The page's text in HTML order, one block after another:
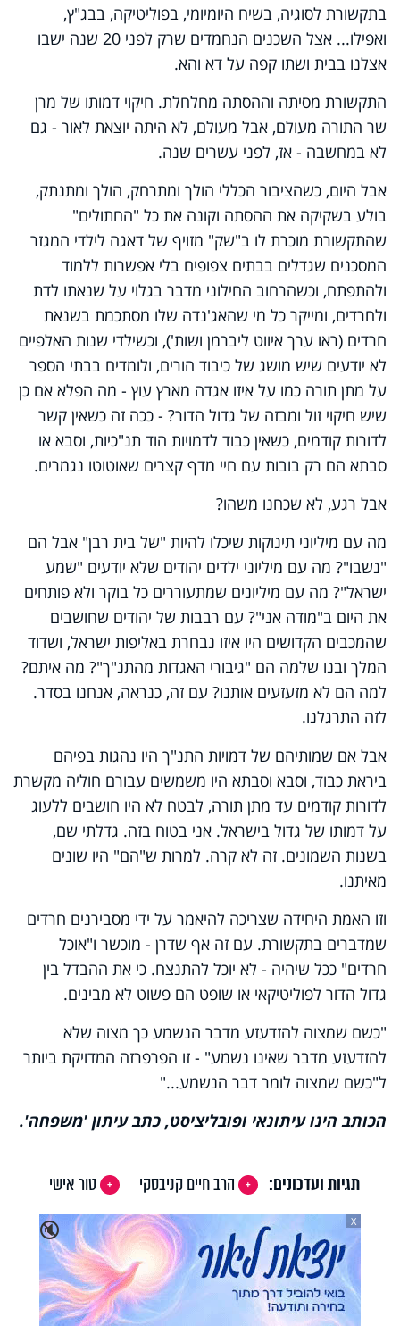
בתקשורת לסוגיה, בשיח היומיומי, בפוליטיקה, בבג"ץ,
ואפילו... אצל השכנים הנחמדים שרק לפני 20 שנה ישבו
אצלנו בבית ושתו קפה על דא והא.
התקשורת מסיתה וההסתה מחלחלת. חיקוי דמותו של מרן
שר התורה מעולם, אבל מעולם, לא היתה יוצאת לאור - גם
לא במחשבה - אז, לפני עשרים שנה.
אבל היום, כשהציבור הכללי הולך ומתרחק, הולך ומתנתק,
בולע בשקיקה את ההסתה וקונה את כל "החתולים"
שהתקשורת מוכרת לו ב"שק" מזויף של דאגה לילדי המגזר
המסכנים שגדלים בבתים צפופים בלי אפשרות ללמוד
ולהתפתח, וכשהרחוב החילוני מדבר בגלוי על שנאתו לדת
ולחרדים, ומייקר כל מי שהאג'נדה שלו מסתכמת בשנאת
חרדים (ראו ערך איווט ליברמן ושות'), וכשילדי שנות האלפיים
לא יודעים שיש מושג של כיבוד הורים, ולומדים בבתי הספר
על מתן תורה כמו על איזו אגדה מארץ עוץ - מה הפלא אם כן
שיש חיקוי זול ומבזה של גדול הדור? - ככה זה כשאין קשר
לדורות קודמים, כשאין כבוד לדמויות הוד תנ"כיות, וסבא או
סבתא הם רק בובות עם חיי מדף קצרים שאוטוטו נגמרים.
אבל רגע, לא שכחנו משהו?
מה עם מיליוני תינוקות שיכלו להיות "של בית רבן" אבל הם
"נשבו"? מה עם מיליוני ילדים יהודים שלא יודעים "שמע
ישראל"? מה עם מיליונים שמתעוררים כל בוקר ולא פותחים
את היום ב"מודה אני"? עם רבבות של יהודים שחושבים
שהמכבים הקדושים היו איזו נבחרת באליפות ישראל, ושדוד
המלך ובנו שלמה הם "גיבורי האגדות מהתנ"ך"? מה איתם?
למה הם לא מזעזעים אותנו? עם זה, כנראה, אנחנו בסדר.
לזה התרגלנו.
אבל אם שמותיהם של דמויות התנ"ך היו נהגות בפיהם
ביראת כבוד, וסבא וסבתא היו משמשים עבורם חוליה מקשרת
לדורות קודמים עד מתן תורה, לבטח לא היו חושבים ללעוג
על דמותו של גדול בישראל. אני בטוח בזה. גדלתי שם,
בשנות השמונים. זה לא קרה. למרות ש"הם" היו שונים
מאיתנו.
וזו האמת היחידה שצריכה להיאמר על ידי מסבירנים חרדים
שמדברים בתקשורת. עם זה אף שדרן - מוכשר ו"אוכל
חרדים" ככל שיהיה - לא יוכל להתנצח. כי את ההבדל בין
גדול הדור לפוליטיקאי או שופט הם פשוט לא מבינים.
"כשם שמצוה להזדעזע מדבר הנשמע כך מצוה שלא
להזדעזע מדבר שאינו נשמע" - זו הפרפרזה המדויקת ביותר
ל"כשם שמצוה לומר דבר הנשמע..."
הכותב הינו עיתונאי ופובליציסט, כתב עיתון 'משפחה'.
תגיות ועדכונים: הרב חיים קניבסקי
טור אישי
🔇
X